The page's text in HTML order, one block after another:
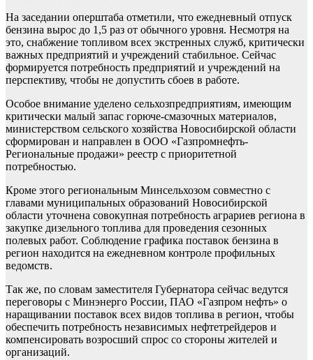
На заседании оперштаба отметили, что ежедневный отпуск
бензина вырос до 1,5 раз от обычного уровня. Несмотря на
это, снабжение топливом всех экстренных служб, критически
важных предприятий и учреждений стабильное. Сейчас
формируется потребность предприятий и учреждений на
перспективу, чтобы не допустить сбоев в работе.
Особое внимание уделено сельхозпредприятиям, имеющим
критически малый запас горюче-смазочных материалов,
министерством сельского хозяйства Новосибирской области
сформирован и направлен в ООО «Газпромнефть-
Региональные продажи» реестр с приоритетной
потребностью.
Кроме этого региональным Минсельхозом совместно с
главами муниципальных образований Новосибирской
области уточнена совокупная потребность аграриев региона в
закупке дизельного топлива для проведения сезонных
полевых работ. Соблюдение графика поставок бензина в
регион находится на ежедневном контроле профильных
ведомств.
Так же, по словам заместителя Губернатора сейчас ведутся
переговоры с Минэнерго России, ПАО «Газпром нефть» о
наращивании поставок всех видов топлива в регион, чтобы
обеспечить потребность независимых нефтетрейдеров и
компенсировать возросший спрос со стороны жителей и
организаций.